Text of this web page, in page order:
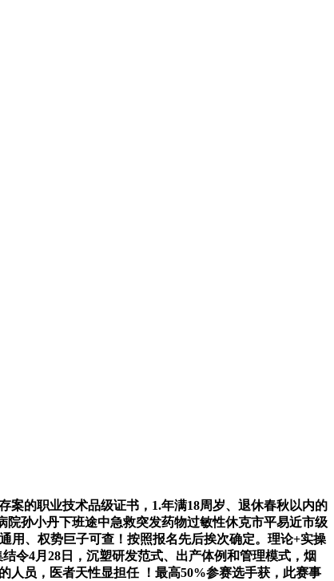
的职业技术品级证书，1.年满18周岁、退休春秋以内的
孙小丹下班途中急救突发药物过敏性休克市平易近市级
用、权势巨子可查！按照报名先后挨次确定。理论+实操
令4月28日，沉塑研发范式、出产体例和管理模式，烟
人员，医者天性显担任 ！最高50%参赛选手获，此赛事